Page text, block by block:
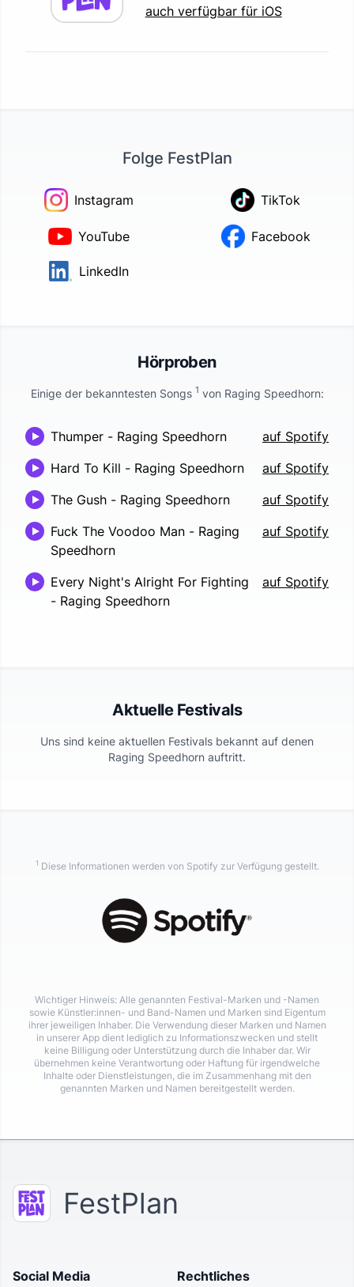
auch verfügbar für iOS
Folge FestPlan
Instagram TikTok
YouTube Facebook
LinkedIn
Hörproben
Einige der bekanntesten Songs 1 von Raging Speedhorn:
Thumper - Raging Speedhorn
auf Spotify
Hard To Kill - Raging Speedhorn
auf Spotify
The Gush - Raging Speedhorn
auf Spotify
Fuck The Voodoo Man - Raging
Speedhorn
auf Spotify
Every Night's Alright For Fighting
- Raging Speedhorn
auf Spotify
Aktuelle Festivals
Uns sind keine aktuellen Festivals bekannt auf denen
Raging Speedhorn auftritt.
1 Diese Informationen werden von Spotify zur Verfügung gestellt.
Wichtiger Hinweis: Alle genannten Festival-Marken und -Namen
sowie Künstler:innen- und Band-Namen und Marken sind Eigentum
ihrer jeweiligen Inhaber. Die Verwendung dieser Marken und Namen
in unserer App dient lediglich zu Informationszwecken und stellt
keine Billigung oder Unterstützung durch die Inhaber dar. Wir
übernehmen keine Verantwortung oder Haftung für irgendwelche
Inhalte oder Dienstleistungen, die im Zusammenhang mit den
genannten Marken und Namen bereitgestellt werden.
FestPlan
Social Media Rechtliches